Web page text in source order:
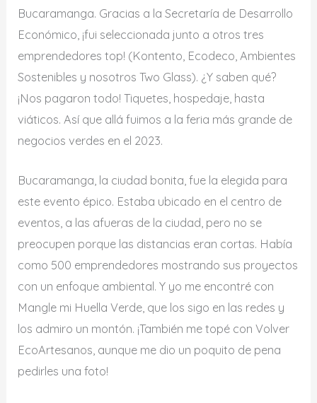
Bucaramanga. Gracias a la Secretaría de Desarrollo
Económico, ¡fui seleccionada junto a otros tres
emprendedores top! (Kontento, Ecodeco, Ambientes
Sostenibles y nosotros Two Glass). ¿Y saben qué?
¡Nos pagaron todo! Tiquetes, hospedaje, hasta
viáticos. Así que allá fuimos a la feria más grande de
negocios verdes en el 2023.
Bucaramanga, la ciudad bonita, fue la elegida para
este evento épico. Estaba ubicado en el centro de
eventos, a las afueras de la ciudad, pero no se
preocupen porque las distancias eran cortas. Había
como 500 emprendedores mostrando sus proyectos
con un enfoque ambiental. Y yo me encontré con
Mangle mi Huella Verde, que los sigo en las redes y
los admiro un montón. ¡También me topé con Volver
EcoArtesanos, aunque me dio un poquito de pena
pedirles una foto!